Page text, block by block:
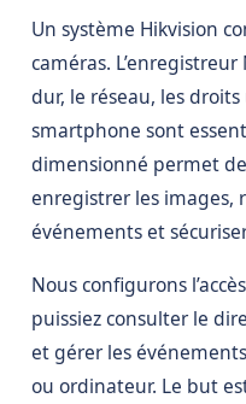
Un système Hikvision
caméras.
dur, le réseau, les droits
smartphone sont
dimensionné permet
enregistrer les images,
événements et
Nous configurons
puissiez consulter le
et gérer les
ou ordinateur. Le but